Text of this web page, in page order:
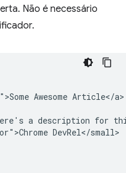
Não é necessário
Awesome Article</a>
a description for
DevRel</small>